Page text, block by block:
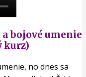
bojové umenie
kurz)
no dnes sa